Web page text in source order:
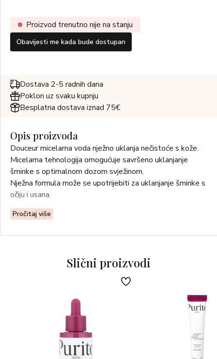
Proizvod trenutno nije na stanju
Obavijesti me kada bude dostupan
Dostava 2-5 radnih dana
Poklon uz svaku kupnju
Besplatna dostava iznad 75€
Opis proizvoda
Douceur micelarna voda nježno uklanja nečistoće s kože.
Micelarna tehnologija omogućuje savršeno uklanjanje
šminke s optimalnom dozom svježinom.
Nježna formula može se upotrijebiti za uklanjanje šminke s
očiju i usana.
Pročitaj više
Slični proizvodi